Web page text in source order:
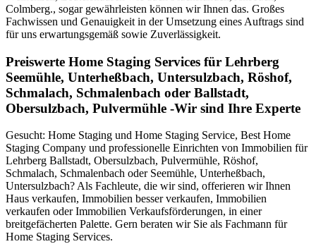
Colmberg., sogar gewährleisten können wir Ihnen das. Großes
Fachwissen und Genauigkeit in der Umsetzung eines Auftrags sind
für uns erwartungsgemäß sowie Zuverlässigkeit.
Preiswerte Home Staging Services für Lehrberg
Seemühle, Unterheßbach, Untersulzbach, Röshof,
Schmalach, Schmalenbach oder Ballstadt,
Obersulzbach, Pulvermühle -Wir sind Ihre Experte
Gesucht: Home Staging und Home Staging Service, Best Home
Staging Company und professionelle Einrichten von Immobilien für
Lehrberg Ballstadt, Obersulzbach, Pulvermühle, Röshof,
Schmalach, Schmalenbach oder Seemühle, Unterheßbach,
Untersulzbach? Als Fachleute, die wir sind, offerieren wir Ihnen
Haus verkaufen, Immobilien besser verkaufen, Immobilien
verkaufen oder Immobilien Verkaufsförderungen, in einer
breitgefächerten Palette. Gern beraten wir Sie als Fachmann für
Home Staging Services.